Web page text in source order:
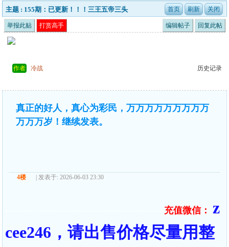
主题 : 155期：已更新！！！三王五帝三头
举报此贴 打赏高手 编辑帖子 回复此帖
作者 冷战 历史记录
真正的好人，真心为彩民，万万万万万万万万万
万万万岁！继续发表。
4楼 | 发表于: 2026-06-03 23:30
充值微信：
z
cee246，请出售价格尽量用整